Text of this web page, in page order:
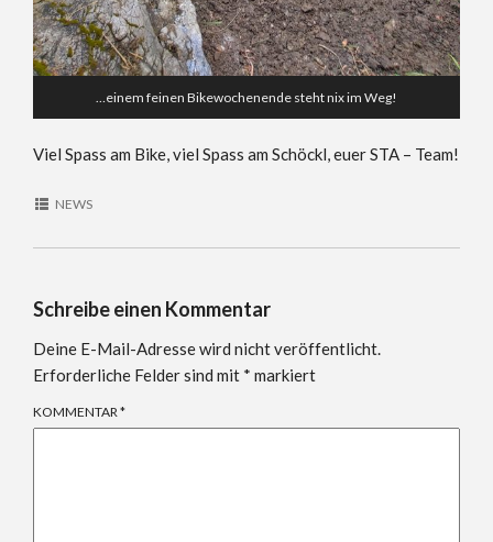
…einem feinen Bikewochenende steht nix im Weg!
Viel Spass am Bike, viel Spass am Schöckl, euer STA – Team!
NEWS
Schreibe einen Kommentar
Deine E-Mail-Adresse wird nicht veröffentlicht.
Erforderliche Felder sind mit * markiert
KOMMENTAR *